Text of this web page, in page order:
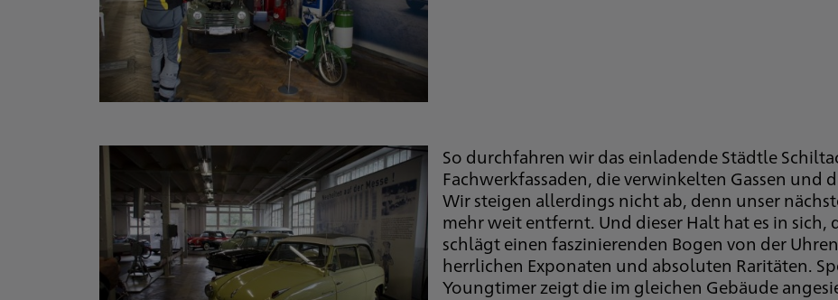
So durchfahren wir das einladende Städtle
Fachwerkfassaden, die verwinkelten Gassen und
Wir steigen allerdings nicht ab, denn unser
mehr weit entfernt. Und dieser Halt hat es in sich,
schlägt einen faszinierenden Bogen von der
herrlichen Exponaten und absoluten Raritäten.
Youngtimer zeigt die im gleichen Gebäude